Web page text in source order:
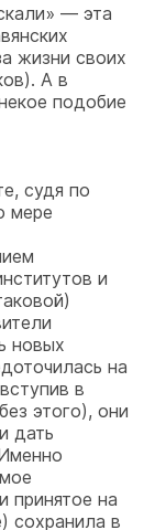
— эта
жизни своих
А в
подобие
судя по
мере
и
новых
на
в
этого), они
дать
принятое на
сохранила в